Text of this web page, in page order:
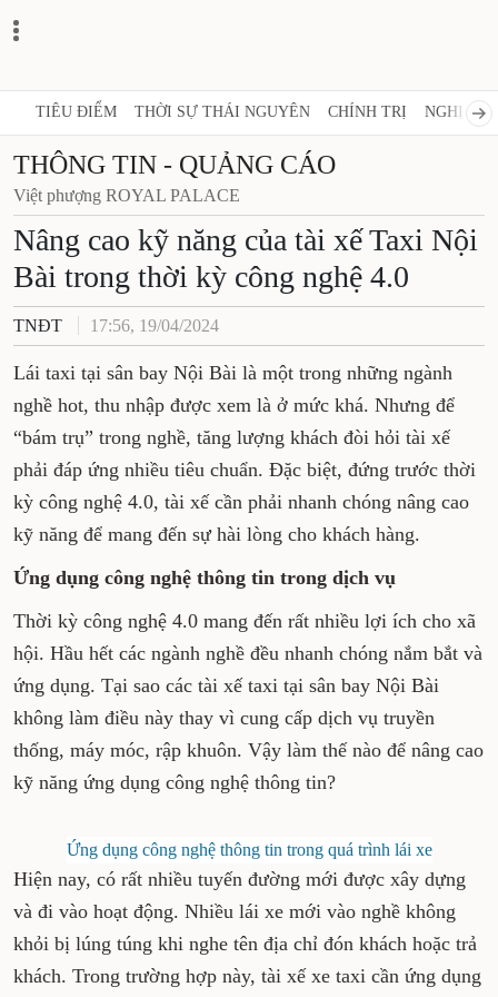
TIÊU ĐIỂM THỜI SỰ THÁI NGUYÊN CHÍNH TRỊ NGHỊ
THÔNG TIN - QUẢNG CÁO
Việt phượng ROYAL PALACE
Nâng cao kỹ năng của tài xế Taxi Nội
Bài trong thời kỳ công nghệ 4.0
TNĐT 17:56, 19/04/2024
Lái taxi tại sân bay Nội Bài là một trong những ngành
nghề hot, thu nhập được xem là ở mức khá. Nhưng để
“bám trụ” trong nghề, tăng lượng khách đòi hỏi tài xế
phải đáp ứng nhiều tiêu chuẩn. Đặc biệt, đứng trước thời
kỳ công nghệ 4.0, tài xế cần phải nhanh chóng nâng cao
kỹ năng để mang đến sự hài lòng cho khách hàng.
Ứng dụng công nghệ thông tin trong dịch vụ
Thời kỳ công nghệ 4.0 mang đến rất nhiều lợi ích cho xã
hội. Hầu hết các ngành nghề đều nhanh chóng nắm bắt và
ứng dụng. Tại sao các tài xế taxi tại sân bay Nội Bài
không làm điều này thay vì cung cấp dịch vụ truyền
thống, máy móc, rập khuôn. Vậy làm thế nào để nâng cao
kỹ năng ứng dụng công nghệ thông tin?
Ứng dụng công nghệ thông tin trong quá trình lái xe
Hiện nay, có rất nhiều tuyến đường mới được xây dựng
và đi vào hoạt động. Nhiều lái xe mới vào nghề không
khỏi bị lúng túng khi nghe tên địa chỉ đón khách hoặc trả
khách. Trong trường hợp này, tài xế xe taxi cần ứng dụng